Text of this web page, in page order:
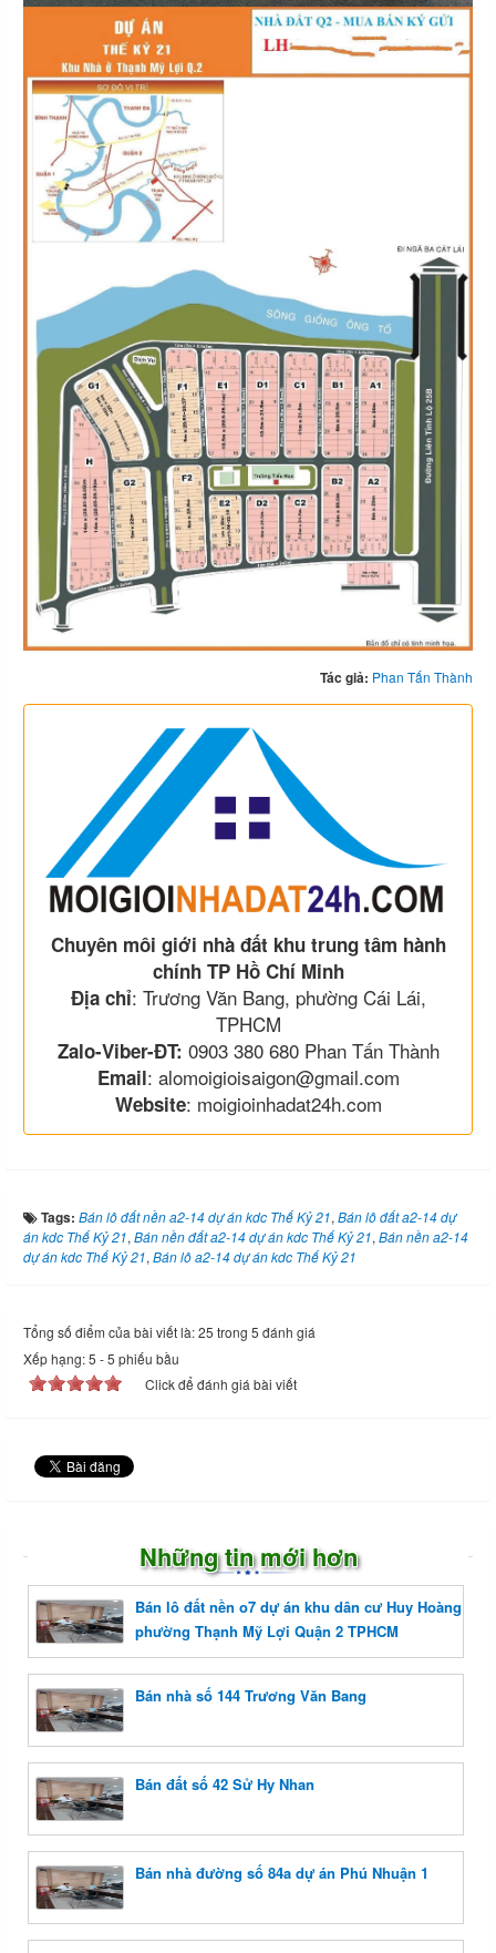
Tác giả: Phan Tấn Thành
Chuyên môi giới nhà đất khu trung tâm hành
chính TP Hồ Chí Minh
Địa chỉ: Trương Văn Bang, phường Cái Lái,
TPHCM
Zalo-Viber-ĐT: 0903 380 680 Phan Tấn Thành
Email: alomoigioisaigon@gmail.com
Website: moigioinhadat24h.com
Tags: Bán lô đất nền a2-14 dự án kdc Thế Kỷ 21,Bán lô đất a2-14 dự
án kdc Thế Kỷ 21,Bán nền đất a2-14 dự án kdc Thế Kỷ 21,Bán nền a2-14
dự án kdc Thế Kỷ 21,Bán lô a2-14 dự án kdc Thế Kỷ 21
Tổng số điểm của bài viết là: 25 trong 5 đánh giá
Xếp hạng:5 -5 phiếu bầu
Click để đánh giá bài viết
Những tin mới hơn
Bán lô đất nền o7 dự án khu dân cư Huy Hoàng
phường Thạnh Mỹ Lợi Quận 2 TPHCM
Bán nhà số 144 Trương Văn Bang
Bán đất số 42 Sử Hy Nhan
Bán nhà đường số 84a dự án Phú Nhuận 1